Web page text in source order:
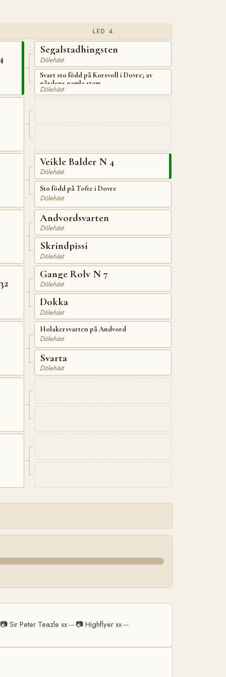
LED 4
Segalstadhingsten
Dölehäst
Svart sto född på Korsvoll i Dovre; av
gårdens gamla stam
Dölehäst
Veikle Balder N 4
Dölehäst
Sto född på Tofte i Dovre
Dölehäst
Andvordsvarten
Dölehäst
Skrindpissi
Dölehäst
Gange Rolv N 7
Dölehäst
Dokka
Dölehäst
Holakersvarten på Andvord
Dölehäst
Svarta
Dölehäst
📷Sir Peter Teazle xx— 📷Highflyer xx—